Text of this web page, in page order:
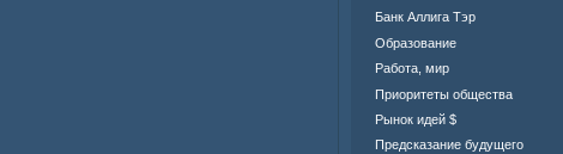
Банк Аллига Тэр
Образование
Работа, мир
Приоритеты общества
Рынок идей $
Предсказание будущего